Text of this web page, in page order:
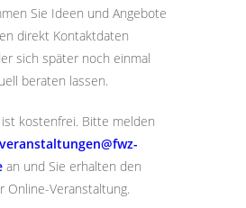
Sie Ideen und Angebote
direkt Kontaktdaten
sich später noch einmal
beraten lassen.
kostenfrei. Bitte melden
veranstaltungen@fwz-
an und Sie erhalten den
Online-Veranstaltung.